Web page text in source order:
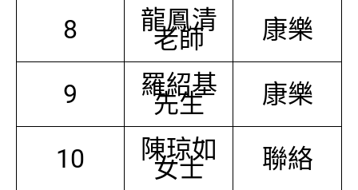
8 龍鳳清
老師 康樂
9 羅紹基
先生 康樂
10 陳琼如
女士 聯絡